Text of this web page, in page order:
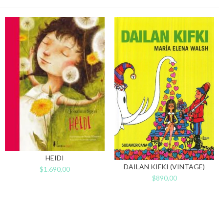
HEIDI
$1.690,00
DAILAN KIFKI (VINTAGE)
$890,00